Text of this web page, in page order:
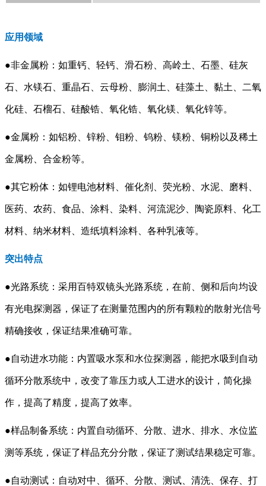
应用领域
●非金属粉：如重钙、轻钙、滑石粉、高岭土、石墨、硅灰
石、水镁石、重晶石、云母粉、膨润土、硅藻土、黏土、二氧
化硅、石榴石、硅酸锆、氧化锆、氧化镁、氧化锌等。
●金属粉：如铝粉、锌粉、钼粉、钨粉、镁粉、铜粉以及稀土
金属粉、合金粉等。
●其它粉体：如锂电池材料、催化剂、荧光粉、水泥、磨料、
医药、农药、食品、涂料、染料、河流泥沙、陶瓷原料、化工
材料、纳米材料、造纸填料涂料、各种乳液等。
突出特点
●光路系统：采用百特双镜头光路系统，在前、侧和后向均设
有光电探测器，保证了在测量范围内的所有颗粒的散射光信号
精确接收，保证结果准确可靠。
●自动进水功能：内置吸水泵和水位探测器，能把水吸到自动
循环分散系统中，改变了靠压力或人工进水的设计，简化操
作，提高了精度，提高了效率。
●样品制备系统：内置自动循环、分散、进水、排水、水位监
测等系统，保证了样品充分分散，保证了测试结果稳定可靠。
●自动测试：自动对中、循环、分散、测试、清洗、保存、打